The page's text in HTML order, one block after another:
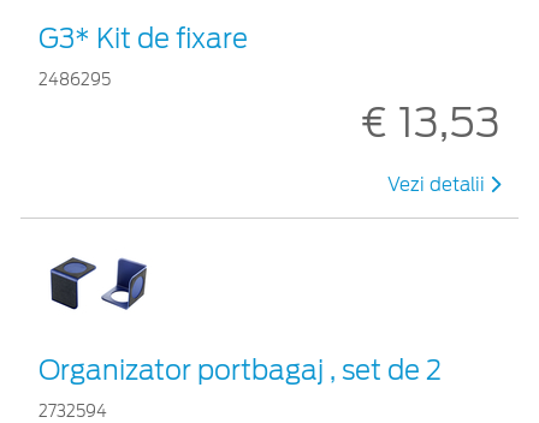
G3* Kit de fixare
2486295
€ 13,53
Vezi detalii
Organizator portbagaj , set de 2
2732594